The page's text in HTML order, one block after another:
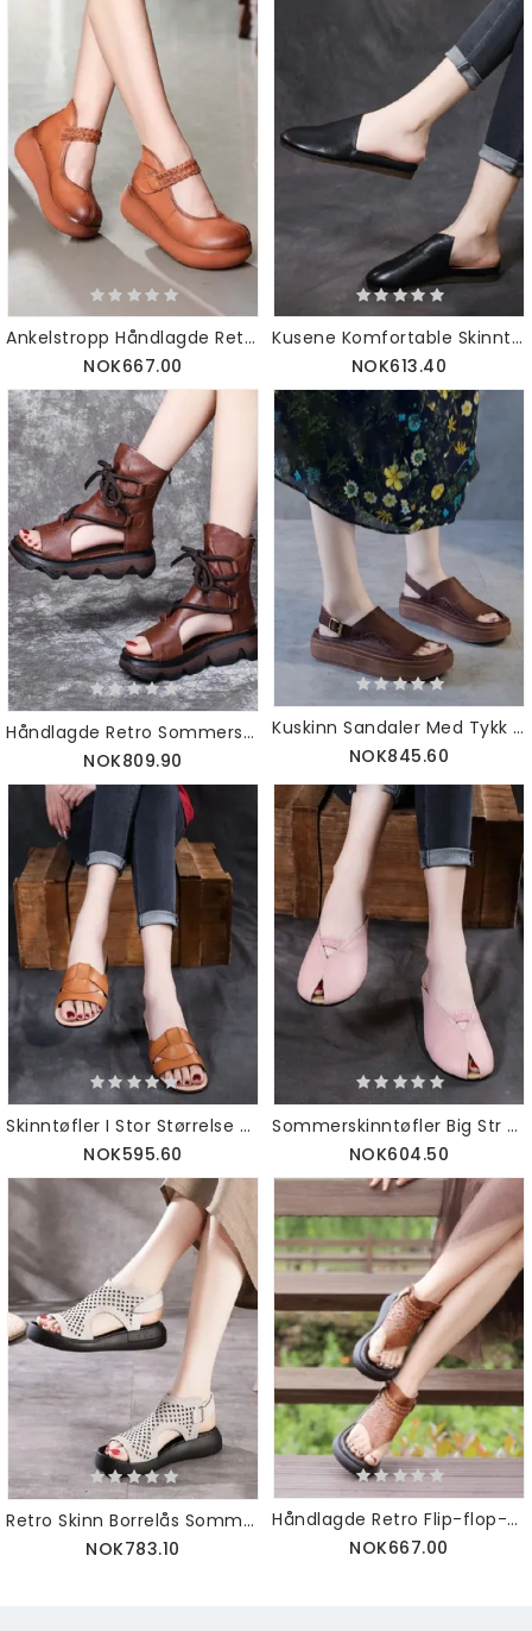
Ankelstropp Håndlagde Retro Wedge Sandaler
NOK667.00
Kusene Komfortable Skinntøfler 41-43
NOK613.40
Håndlagde Retro Sommersandaler Med Snøring
NOK809.90
Kuskinn Sandaler Med Tykk Hæl Med Åpen Tå
NOK845.60
Skinntøfler I Stor Størrelse Med Åpen Tå 41-43
NOK595.60
Sommerskinntøfler Big Str 41-43
NOK604.50
Retro Skinn Borrelås Sommersandaler
NOK783.10
Håndlagde Retro Flip-flop-sandaler Slingback
NOK667.00